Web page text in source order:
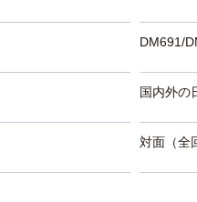
DM691/
国内外の
対面（全